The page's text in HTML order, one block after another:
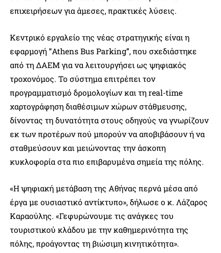
επιχειρήσεων για άμεσες, πρακτικές λύσεις.
Κεντρικό εργαλείο της νέας στρατηγικής είναι η
εφαρμογή “Athens Bus Parking”, που σχεδιάστηκε
από τη ΔΑΕΜ για να λειτουργήσει ως ψηφιακός
τροχονόμος. Το σύστημα επιτρέπει τον
προγραμματισμό δρομολογίων και τη real-time
χαρτογράφηση διαθέσιμων χώρων στάθμευσης,
δίνοντας τη δυνατότητα στους οδηγούς να γνωρίζουν
εκ των προτέρων πού μπορούν να αποβιβάσουν ή να
σταθμεύσουν και μειώνοντας την άσκοπη
κυκλοφορία στα πιο επιβαρυμένα σημεία της πόλης.
«Η ψηφιακή μετάβαση της Αθήνας περνά μέσα από
έργα με ουσιαστικό αντίκτυπο», δήλωσε ο κ. Λάζαρος
Καραούλης. «Γεφυρώνουμε τις ανάγκες του
τουριστικού κλάδου με την καθημερινότητα της
πόλης, προάγοντας τη βιώσιμη κινητικότητα».